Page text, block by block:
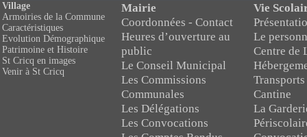
Village
Armoiries de la Commune
Caractéristiques
Evolution Démographique
Patrimoine et Histoire
St Cricq en images
Venir à St Cricq
Mairie
Coordonnées - Contact
Heures d’ouverture au
public
Le Conseil Municipal
Les Commissions
Communales
Les Délégations
Les Convocations
Vie
Le
Centre de
Cantine
La